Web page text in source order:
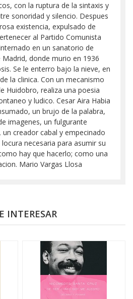
con la ruptura de la sintaxis y
sonoridad y silencio. Despues
existencia, expulsado de
al Partido Comunista
en un sanatorio de
donde murio en 1936
Se le enterro bajo la nieve, en
la clinica. Con un mecanismo
Huidobro, realiza una poesia
y ludico. Cesar Aira Habia
un brujo de la palabra,
imagenes, un fulgurante
creador cabal y empecinado
necesaria para asumir su
hay que hacerlo; como una
Mario Vargas Llosa
INTERESAR